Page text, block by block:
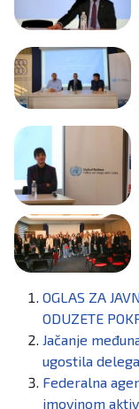
OGLAS ZA
ODUZETE
Jačanje
ugostila
Federalna
imovinom